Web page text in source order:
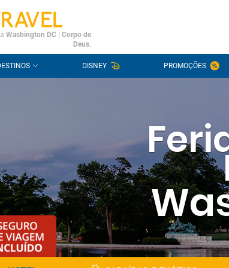
FREQUENTES
Washington DC
Corpo de
Deus.
DISNEY PROMOÇÕES